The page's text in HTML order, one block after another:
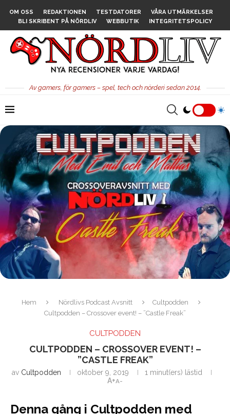
OM OSS REDAKTIONEN TESTDATORER
VÅRA UTMÄRKELSER
BLI SKRIBENT PÅ NÖRDLIV
WEBBUTIK INTEGRITETSPOLICY
Av gamers, för gamers – spel, tech och nörderi sedan 2014.
Hem Nördlivs Podcast Avsnitt
Cultpodden
Cultpodden – Crossover event! – ”Castle Freak”
CULTPODDEN
CULTPODDEN – CROSSOVER EVENT! –
”CASTLE FREAK”
av Cultpodden oktober 9, 2019
1 minut(ers) lästid
A+A-
Denna gång i Cultpodden med